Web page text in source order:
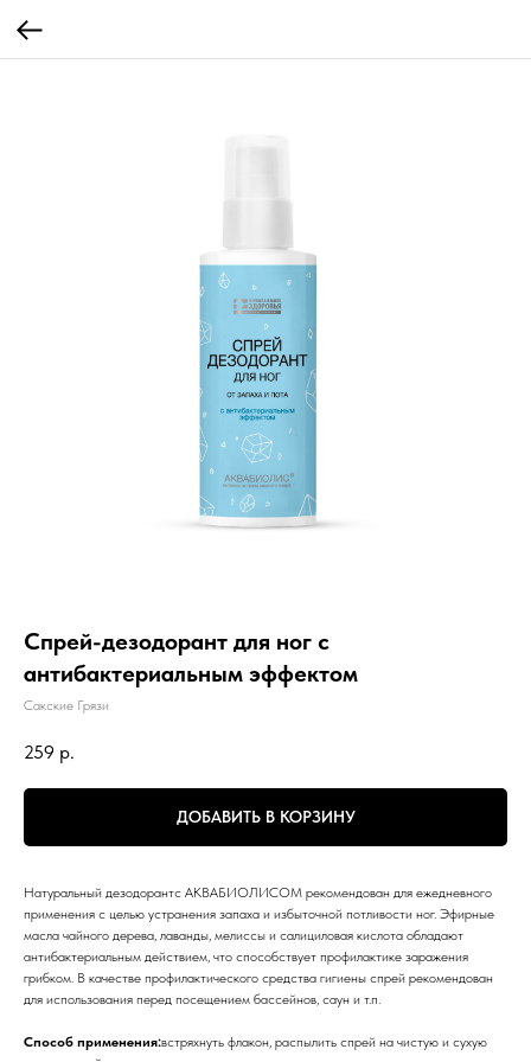
Спрей-дезодорант для ног с
антибактериальным эффектом
Сакские Грязи
259 р.
ДОБАВИТЬ В КОРЗИНУ
Натуральный дезодорантс АКВАБИОЛИСОМ рекомендован для ежедневного
применения с целью устранения запаха и избыточной потливости ног. Эфирные
масла чайного дерева, лаванды, мелиссы и салициловая кислота обладают
антибактериальным действием, что способствует профилактике заражения
грибком. В качестве профилактического средства гигиены спрей рекомендован
для использования перед посещением бассейнов, саун и т.п.
Способ применения:встряхнуть флакон, распылить спрей на чистую и сухую